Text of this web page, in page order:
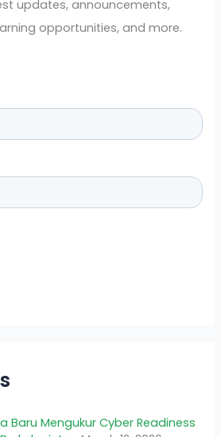
updates, announcements,
opportunities, and more.
Baru Mengukur Cyber Readiness